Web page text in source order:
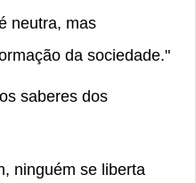
neutra, mas
da sociedade."
saberes dos
ninguém se liberta